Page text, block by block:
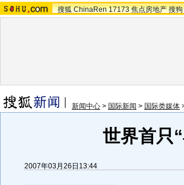
搜狐 ChinaRen 17173 焦点房地产 搜狗
新闻中心 > 国际新闻 > 国际类媒体
世界首只
2007年03月26日13:44